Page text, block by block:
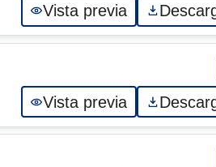
Vista previa
Vista previa